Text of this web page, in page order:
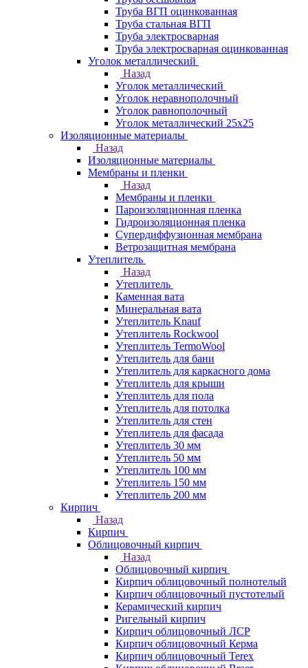
Труба ВГП оцинкованная
Труба стальная ВГП
Труба электросварная
Труба электросварная оцинкованная
Уголок металлический
Назад
Уголок металлический
Уголок неравнополочный
Уголок равнополочный
Уголок металлический 25х25
Изоляционные материалы
Назад
Изоляционные материалы
Мембраны и пленки
Назад
Мембраны и пленки
Пароизоляционная пленка
Гидроизоляционная пленка
Супердиффузионная мембрана
Ветрозащитная мембрана
Утеплитель
Назад
Утеплитель
Каменная вата
Минеральная вата
Утеплитель Knauf
Утеплитель Rockwool
Утеплитель TermoWool
Утеплитель для бани
Утеплитель для каркасного дома
Утеплитель для крыши
Утеплитель для пола
Утеплитель для потолка
Утеплитель для стен
Утеплитель для фасада
Утеплитель 30 мм
Утеплитель 50 мм
Утеплитель 100 мм
Утеплитель 150 мм
Утеплитель 200 мм
Кирпич
Назад
Кирпич
Облицовочный кирпич
Назад
Облицовочный кирпич
Кирпич облицовочный полнотелый
Кирпич облицовочный пустотелый
Керамический кирпич
Ригельный кирпич
Кирпич облицовочный ЛСР
Кирпич облицовочный Керма
Кирпич облицовочный Terex